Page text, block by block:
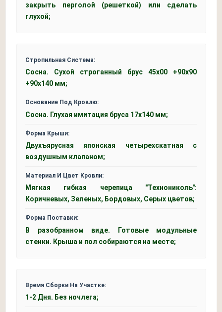
закрыть перголой (решеткой) или сделать
глухой;
Стропильная Система:
Сосна. Сухой строганный брус 45x00 +90x90
+90х140 мм;
Основание Под Кровлю:
Сосна. Глухая имитация бруса 17х140 мм;
Форма Крыши:
Двухъярусная японская четырехскатная с
воздушным клапаном;
Материал И Цвет Кровли:
Мягкая гибкая черепица "Технониколь":
Коричневых, Зеленых, Бордовых, Серых цветов;
Форма Поставки:
В разобранном виде. Готовые модульные
стенки. Крыша и пол собираются на месте;
Время Сборки На Участке:
1-2 Дня. Без ночлега;